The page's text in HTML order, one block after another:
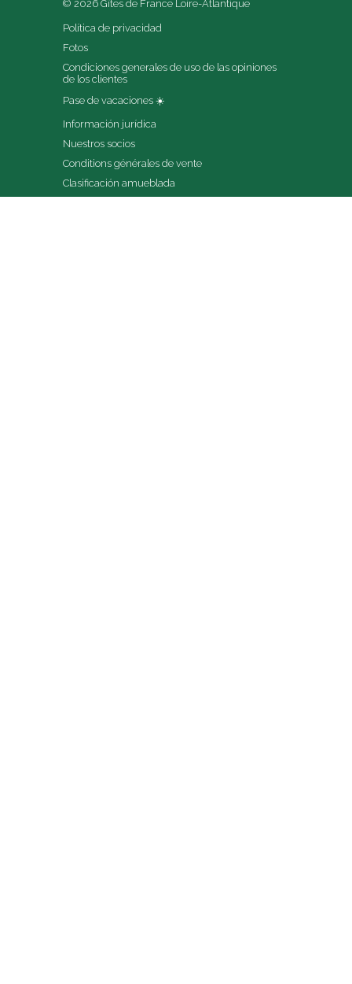
© 2026 Gîtes de France Loire-Atlantique
Política de privacidad
Fotos
Condiciones generales de uso de las opiniones
de los clientes
Pase de vacaciones ☀️
Información jurídica
Nuestros socios
Conditions générales de vente
Clasificación amueblada